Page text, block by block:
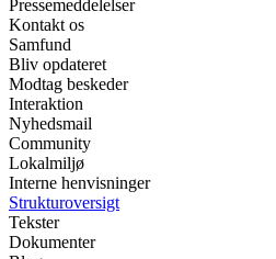
Pressemeddelelser
Kontakt os
Samfund
Bliv opdateret
Modtag beskeder
Interaktion
Nyhedsmail
Community
Lokalmiljø
Interne henvisninger
Strukturoversigt
Tekster
Dokumenter